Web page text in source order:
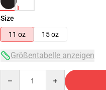
Size
11 oz
15 oz
Größentabelle anzeigen